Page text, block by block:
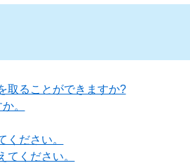
取ることができますか?
。
ださい。
ください。